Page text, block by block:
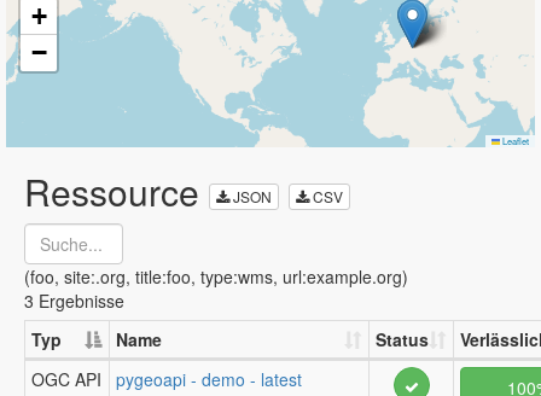
+
−
Leaflet
Ressource JSON CSV
(foo, site:.org, title:foo, type:wms, url:example.org)
3 Ergebnisse
Typ
Name Status
OGC API
pygeoapi - demo - latest